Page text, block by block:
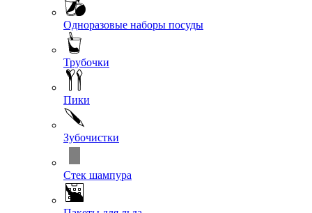
Одноразовые наборы посуды
Трубочки
Пики
Зубочистки
Стек шампура